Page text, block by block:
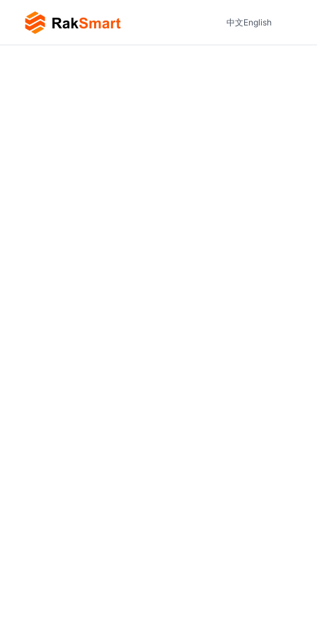
中文English